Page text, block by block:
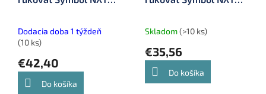
Dodacia doba 1 týždeň
(10 ks)
€42,40
Do košíka
Skladom(>10 ks)
€35,56
Do košíka